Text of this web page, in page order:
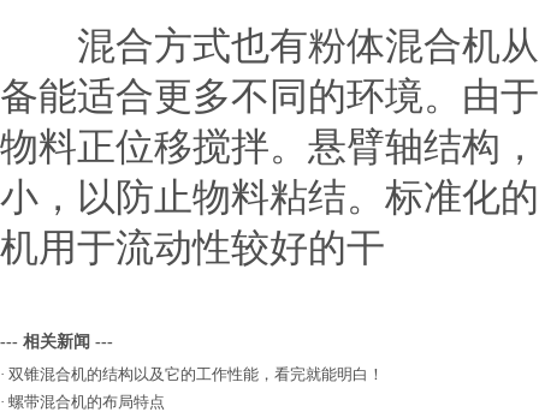
混合方式也有粉体混合机从
备能适合更多不同的环境。由
物料正位移搅拌。悬臂轴结构
小，以防止物料粘结。标准化
机用于流动性较好的干
--- 相关新闻 ---
· 双锥混合机的结构以及它的工作性能，看完就能明白！
· 螺带混合机的布局特点